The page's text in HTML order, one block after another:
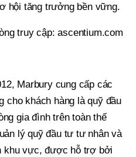
hội tăng trưởng bền vững.
truy cập: ascentium.com
Marbury cung cấp các
cho khách hàng là quỹ đầu
gia đình trên toàn thế
lý quỹ đầu tư tư nhân và
khu vực, được hỗ trợ bởi